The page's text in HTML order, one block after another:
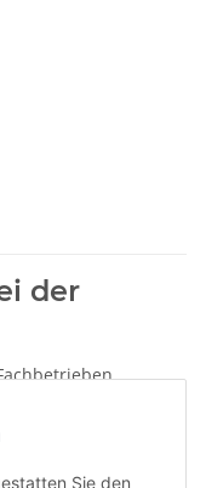
Sie den
der